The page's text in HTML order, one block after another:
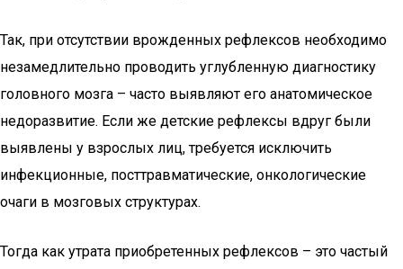
Так, при отсутствии врожденных рефлексов необходимо
незамедлительно проводить углубленную диагностику
головного мозга – часто выявляют его анатомическое
недоразвитие. Если же детские рефлексы вдруг были
выявлены у взрослых лиц, требуется исключить
инфекционные, посттравматические, онкологические
очаги в мозговых структурах.
Тогда как утрата приобретенных рефлексов – это частый